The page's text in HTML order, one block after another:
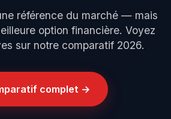
référence du marché — mais
option financière. Voyez
sur notre comparatif 2026.
complet →